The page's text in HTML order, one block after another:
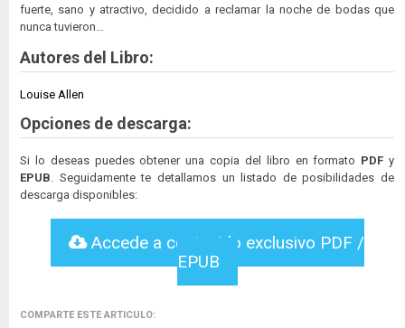
fuerte, sano y atractivo, decidido a reclamar la noche de bodas que
nunca tuvieron…
Autores del Libro:
Louise Allen
Opciones de descarga:
Si lo deseas puedes obtener una copia del libro en formato PDF y
EPUB . Seguidamente te detallamos un listado de posibilidades de
descarga disponibles:
Accede a contenido exclusivo PDF /
EPUB
COMPARTE ESTE ARTICULO: